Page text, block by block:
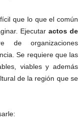
que lo que el común
Ejecutar actos de
de organizaciones
Se requiere que las
viables y además
de la región que se